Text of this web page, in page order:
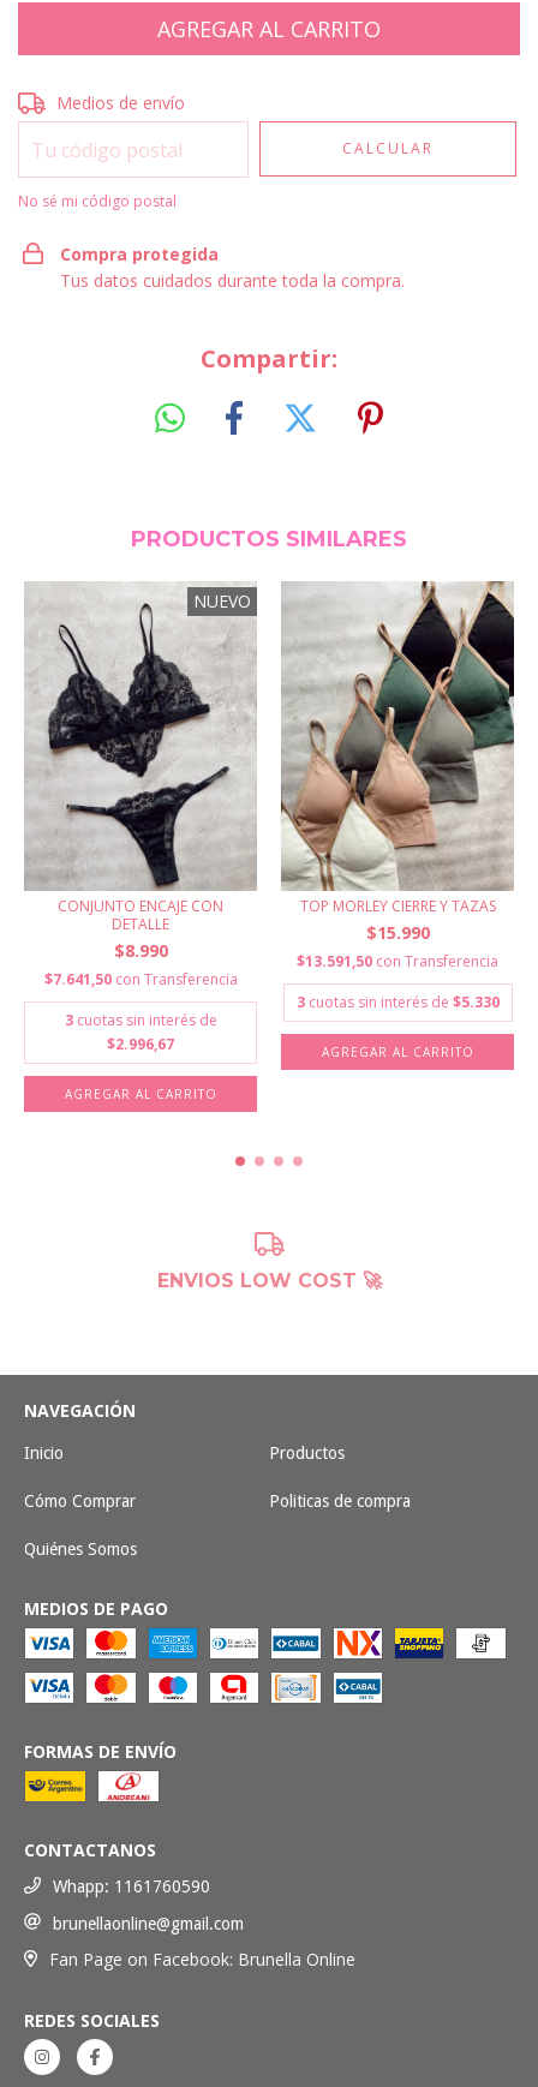
Entregas para el CP:
Medios de envío
CALCULAR
No sé mi código postal
Compra protegida
Tus datos cuidados durante toda la compra.
Compartir:
PRODUCTOS SIMILARES
NUEVO
CONJUNTO ENCAJE CON
DETALLE
$8.990
$7.641,50 con Transferencia
3 cuotas sin interés de
$2.996,67
AGREGAR AL CARRITO
TOP MORLEY CIERRE Y TAZAS
$15.990
$13.591,50 con Transferencia
3 cuotas sin interés de $5.330
AGREGAR AL CARRITO
ENVIOS LOW COST 🚀
NAVEGACIÓN
Inicio Productos
Cómo Comprar Politicas de compra
Quiénes Somos
MEDIOS DE PAGO
FORMAS DE ENVÍO
CONTACTANOS
Whapp: 1161760590
brunellaonline@gmail.com
Fan Page on Facebook: Brunella Online
REDES SOCIALES